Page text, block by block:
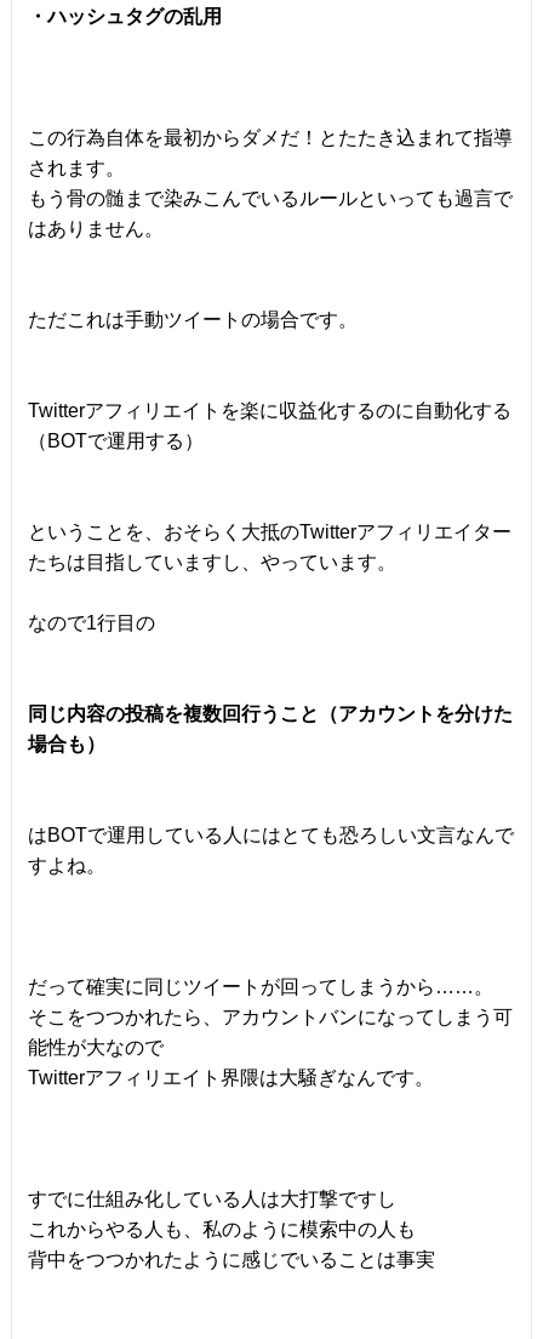
・ハッシュタグの乱用
この行為自体を最初からダメだ！とたたき込まれて指導
されます。
もう骨の髄まで染みこんでいるルールといっても過言で
はありません。
ただこれは手動ツイートの場合です。
Twitterアフィリエイトを楽に収益化するのに自動化する
（BOTで運用する）
ということを、おそらく大抵のTwitterアフィリエイター
たちは目指していますし、やっています。
なので1行目の
同じ内容の投稿を複数回行うこと（アカウントを分けた
場合も）
はBOTで運用している人にはとても恐ろしい文言なんで
すよね。
だって確実に同じツイートが回ってしまうから……。
そこをつつかれたら、アカウントバンになってしまう可
能性が大なので
Twitterアフィリエイト界隈は大騒ぎなんです。
すでに仕組み化している人は大打撃ですし
これからやる人も、私のように模索中の人も
背中をつつかれたように感じでいることは事実